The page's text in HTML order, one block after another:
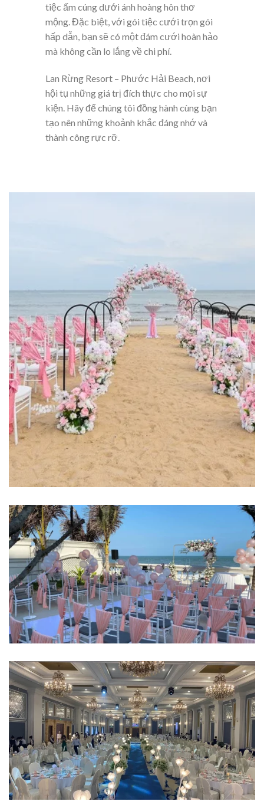
tiệc ấm cúng dưới ánh hoàng hôn thơ
mộng. Đặc biệt, với gói tiệc cưới trọn gói
hấp dẫn, bạn sẽ có một đám cưới hoàn hảo
mà không cần lo lắng về chi phí.
Lan Rừng Resort – Phước Hải Beach, nơi
hội tụ những giá trị đích thực cho mọi sự
kiện. Hãy để chúng tôi đồng hành cùng bạn
tạo nên những khoảnh khắc đáng nhớ và
thành công rực rỡ.